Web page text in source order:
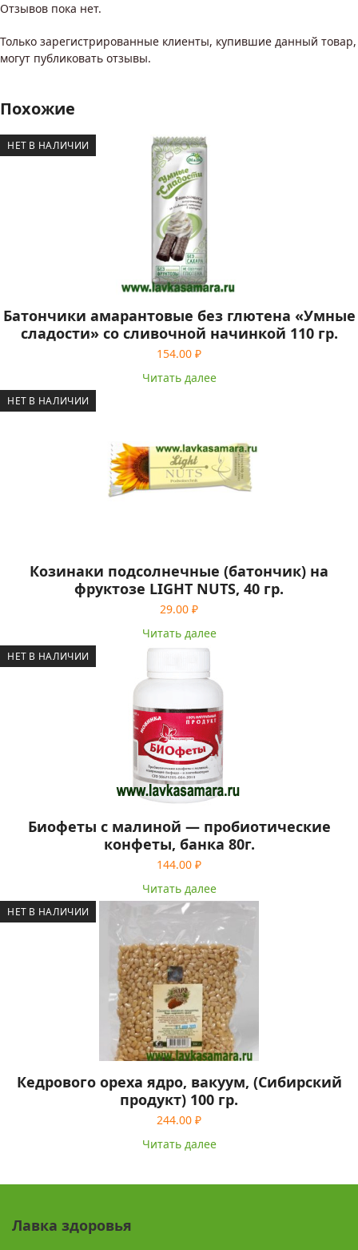
Отзывов пока нет.
Только зарегистрированные клиенты, купившие данный товар,
могут публиковать отзывы.
Похожие
НЕТ В НАЛИЧИИ
Батончики амарантовые без глютена «Умные
сладости» со сливочной начинкой 110 гр.
154.00 ₽
Читать далее
НЕТ В НАЛИЧИИ
Козинаки подсолнечные (батончик) на
фруктозе LIGHT NUTS, 40 гр.
29.00 ₽
Читать далее
НЕТ В НАЛИЧИИ
Биофеты с малиной — пробиотические
конфеты, банка 80г.
144.00 ₽
Читать далее
НЕТ В НАЛИЧИИ
Кедрового ореха ядро, вакуум, (Сибирский
продукт) 100 гр.
244.00 ₽
Читать далее
Лавка здоровья